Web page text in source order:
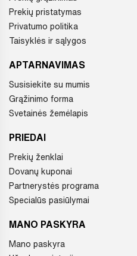
Prekių pristatymas
Privatumo politika
Taisyklės ir sąlygos
APTARNAVIMAS
Susisiekite su mumis
Grąžinimo forma
Svetainės žemėlapis
PRIEDAI
Prekių ženklai
Dovanų kuponai
Partnerystės programa
Specialūs pasiūlymai
MANO PASKYRA
Mano paskyra